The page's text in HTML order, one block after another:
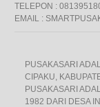
TELEPON :
EMAIL :
PUSAKASARI
CIPAKU,
PUSAKASARI
1982 DARI DESA